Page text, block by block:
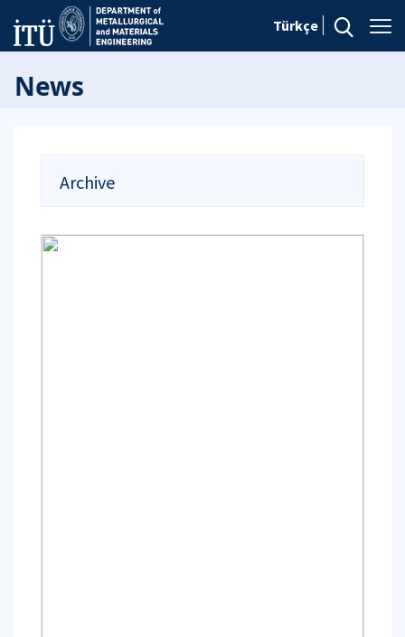
Türkçe
News
Archive